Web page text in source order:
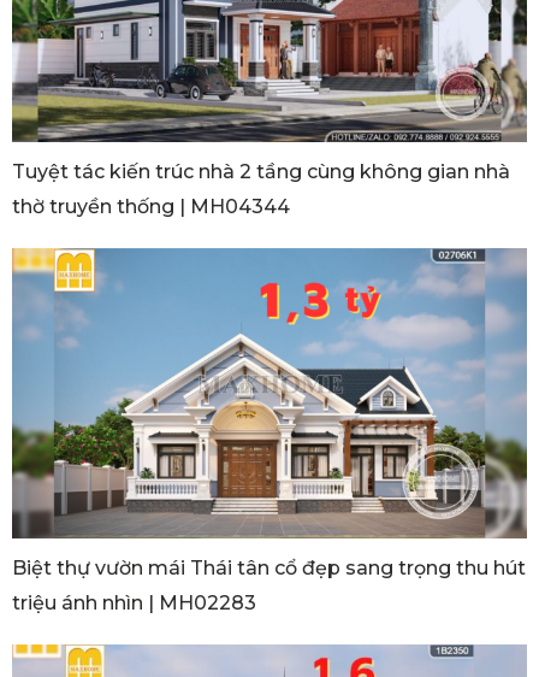
Tuyệt tác kiến trúc nhà 2 tầng cùng không gian nhà
thờ truyền thống | MH04344
Biệt thự vườn mái Thái tân cổ đẹp sang trọng thu hút
triệu ánh nhìn | MH02283